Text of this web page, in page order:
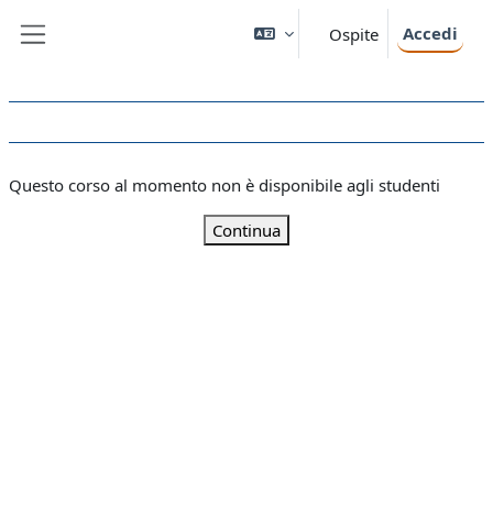
Ospite Accedi
Questo corso al momento non è disponibile agli studenti
Continua